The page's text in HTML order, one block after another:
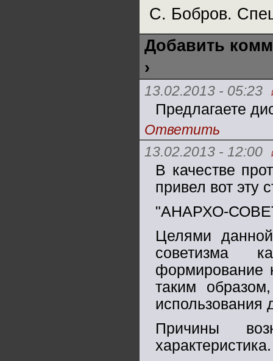
С. Бобров.
Добавить
›
13.02.2013 - 05:23
Предлагаете
Ответить
13.02.2013 - 12:00
В качестве
привел вот эту
"АНАРХО-
Целями данной
советизма
формирование
таким
использования
Причины
характеристика.